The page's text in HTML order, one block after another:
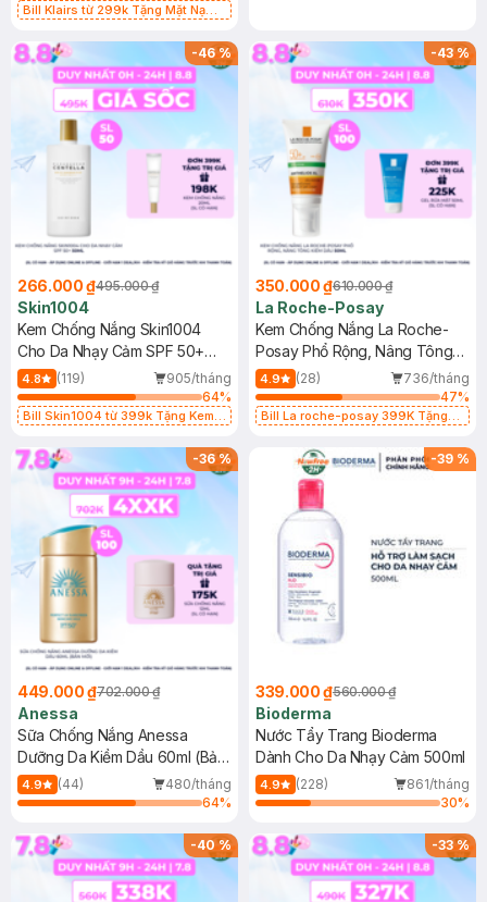
Bill Klairs từ 299k Tặng Mặt Nạ
25ml (SL Có Hạn)
-46%
266.000 ₫495.000 ₫
Skin1004
Kem Chống Nắng Skin1004
Cho Da Nhạy Cảm SPF 50+
50ml
4.8 (119)
905/tháng
64%
Bill Skin1004 từ 399k Tặng Kem
SPF 50+ 20ml (SL Có Hạn)
-43%
350.000 ₫610.000 ₫
La Roche-Posay
Kem Chống Nắng La Roche-
Posay Phổ Rộng, Nâng Tông
Kiềm Dầu 50ml
4.9 (28)
736/tháng
47%
Bill La roche-posay 399K Tặng
(SL có hạn)
-36%
449.000 ₫702.000 ₫
Anessa
Sữa Chống Nắng Anessa
Dưỡng Da Kiềm Dầu 60ml (Bản
Mới)
4.9 (44)
480/tháng
64%
-39 %
339.000 ₫560.000 ₫
Bioderma
Nước Tẩy Trang Bioderma
Dành Cho Da Nhạy Cảm 500ml
4.9 (228)
861/tháng
30%
-40% -33%